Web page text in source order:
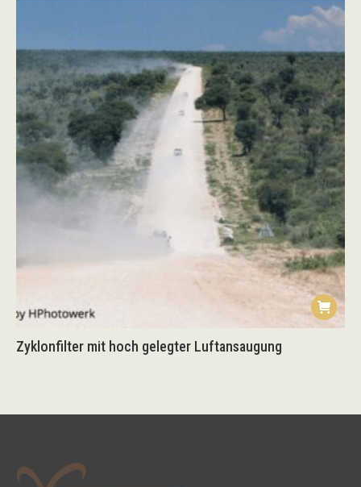
Zyklonfilter mit hoch gelegter Luftansaugung